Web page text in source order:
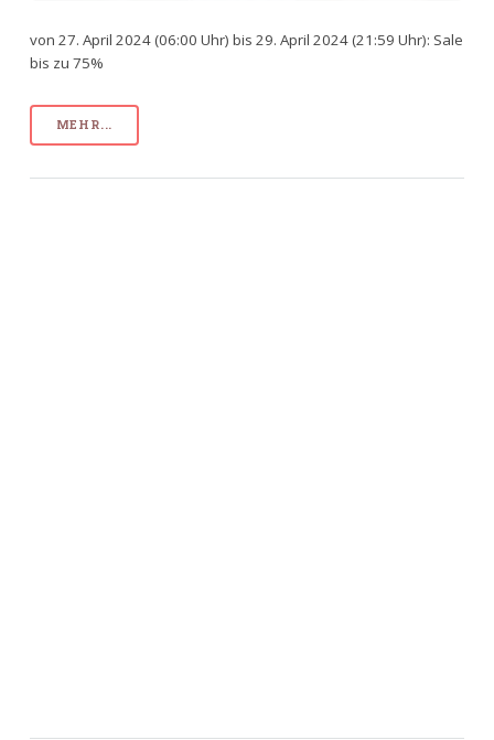
von 27. April 2024 (06:00 Uhr) bis 29. April 2024 (21:59 Uhr): Sale
bis zu 75%
MEHR...